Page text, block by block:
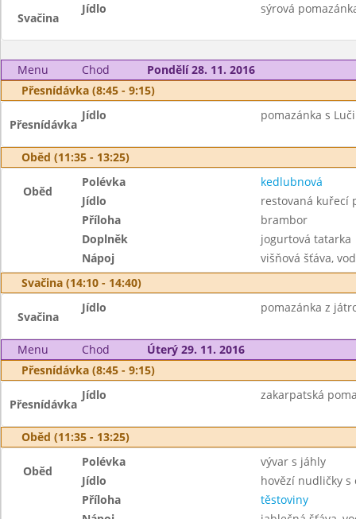
Svačina
Jídlo sýrová
Menu Chod
Pondělí 28. 11. 2016
Přesnídávka (8:45 - 9:15)
Přesnídávka
Jídlo pomazánka s
Oběd (11:35 - 13:25)
Oběd
Polévka
kedlubnová
Jídlo
restovaná kuřecí
Příloha
brambor
Doplněk
jogurtová tatarka
Nápoj
višňová šťáva,
Svačina (14:10 - 14:40)
Svačina
Jídlo pomazánka z
Menu Chod
Úterý 29. 11. 2016
Přesnídávka (8:45 - 9:15)
Přesnídávka
Jídlo zakarpatská
Oběd (11:35 - 13:25)
Oběd
Polévka
vývar s jáhly
Jídlo
hovězí nudličky s
Příloha
těstoviny